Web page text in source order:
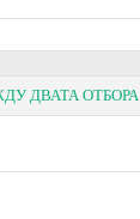
ДВАТА ОТБОРА